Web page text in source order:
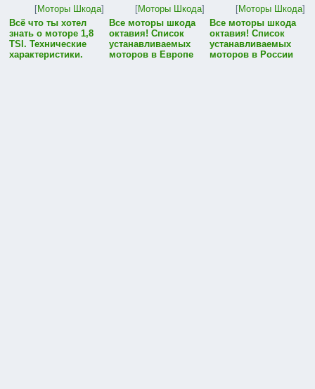
[Моторы Шкода]
Всё что ты хотел
знать о моторе 1,8
TSI. Технические
характеристики.
[Моторы Шкода]
Все моторы шкода
октавия! Список
устанавливаемых
моторов в Европе
[Моторы Шкода]
Все моторы шкода
октавия! Список
устанавливаемых
моторов в России